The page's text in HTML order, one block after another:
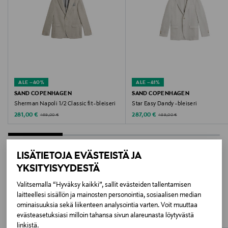
LISÄTIETOJA EVÄSTEISTÄ JA
YKSITYISYYDESTÄ
Valitsemalla “Hyväksy kaikki”, sallit evästeiden tallentamisen
laitteellesi sisällön ja mainosten personointia, sosiaalisen median
ominaisuuksia sekä liikenteen analysointia varten. Voit muuttaa
evästeasetuksiasi milloin tahansa sivun alareunasta löytyvästä
linkistä.
Valmistusmaa
Valmistaja
SAND COPENHAGEN
Valmistajan osoite
SAND COPENHAGEN, Agerskellet 2, 8920 Randers,
Denmark
Digitaalinen osoite
webshop@sandcopenhagen.com
ALE –40%
SAND COPENHAGEN
Sherman Napoli 1/2 Classic fit -bleiseri
Discounted Price
281,00 € Original Price
469,00 €
ALE –41%
SAND COPENHAGEN
Star Easy Dandy -bleiseri
Discounted Price
287,00 € Original Price
489,00 €
LISÄÄ KIINNOSTAVIA
TUOTTEITA